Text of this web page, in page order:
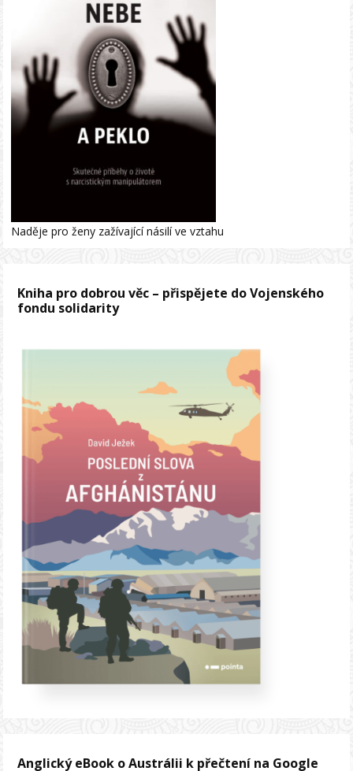
Naděje pro ženy zažívající násilí ve vztahu
Kniha pro dobrou věc – přispějete do Vojenského
fondu solidarity
Anglický eBook o Austrálii k přečtení na Google